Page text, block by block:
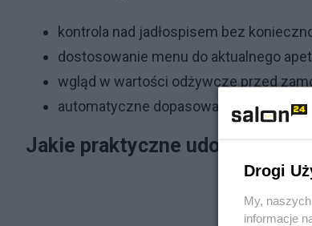
kontrola nad jadłospisem bez
dostosowanie menu do aktualnego
wgląd w wartości odżywcze przed
automatyczne dopasowanie przy braku
Jakie praktyczne udogodnienia
Drogi
My,
informacje